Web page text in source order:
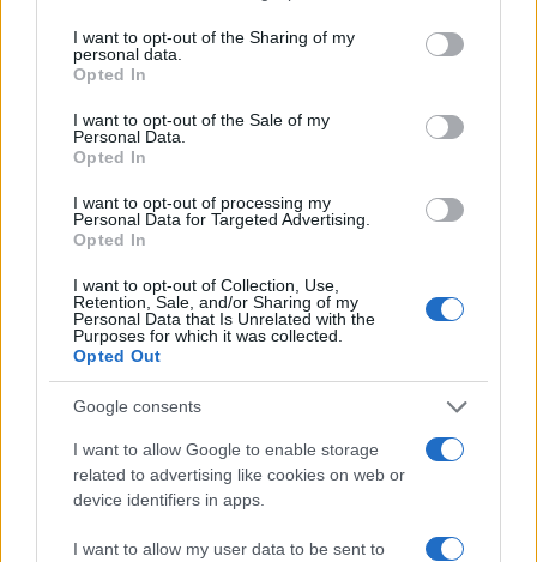
not limited to your visit or usage behaviour. You may click to
grant or deny consent to Google and its third-party tags to
use your data for below specified purposes in below Google
consent section.
I want to opt-out of the Sharing of my
personal data.
Opted In
I want to opt-out of the Sale of my
Personal Data.
Opted In
I want to opt-out of processing my
Personal Data for Targeted Advertising.
Opted In
I want to opt-out of Collection, Use,
Retention, Sale, and/or Sharing of my
Personal Data that Is Unrelated with the
Purposes for which it was collected.
Opted Out
Google consents
I want to allow Google to enable storage
related to advertising like cookies on web or
device identifiers in apps.
I want to allow my user data to be sent to
Slovenj Gradec
Dravograd
Ravne na Koroškem
Prevalje
Mežica Črna na Koroškem
Vuzenica
Ribnica na Pohorju
Kategorije: Novice Novice Novice
Novice
Novice
Ključne besede: Teden gozdov
zavod za gozdove slovenije